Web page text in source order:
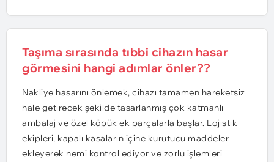
Taşıma sırasında tıbbi cihazın hasar
görmesini hangi adımlar önler??
Nakliye hasarını önlemek, cihazı tamamen hareketsiz
hale getirecek şekilde tasarlanmış çok katmanlı
ambalaj ve özel köpük ek parçalarla başlar. Lojistik
ekipleri, kapalı kasaların içine kurutucu maddeler
ekleyerek nemi kontrol ediyor ve zorlu işlemleri